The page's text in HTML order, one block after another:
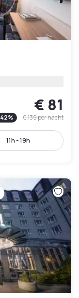
€ 81
42% € 139per nacht
11h - 19h